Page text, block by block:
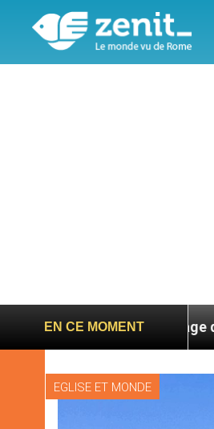
EN CE MOMENT
Hommage du Saint-Père
EGLISE ET MONDE